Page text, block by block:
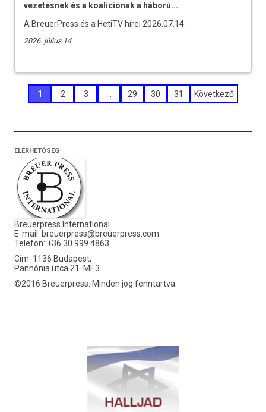
vezetésnek és a koalíciónak a háború...
A BreuerPress és a HetiTV hírei 2026.07.14.
2026. július 14
Bejegyzések
1 2 3 29 30 31 Következő
ELÉRHETŐSÉG
Breuerpress International
E-mail: breuerpress@breuerpress.com
Telefon: +36 30 999 4863
Cím: 1136 Budapest,
Pannónia utca 21. MF.3.
©2016 Breuerpress. Minden jog fenntartva.